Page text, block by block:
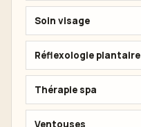
Soin visage
Réflexologie plantaire
Thérapie spa
Ventouses